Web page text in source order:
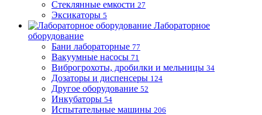
Стеклянные емкости 27
Эксикаторы 5
Лабораторное
оборудование
Бани лабораторные 77
Вакуумные насосы 71
Виброгрохоты, дробилки и мельницы 34
Дозаторы и диспенсеры 124
Другое оборудование 52
Инкубаторы 54
Испытательные машины 206